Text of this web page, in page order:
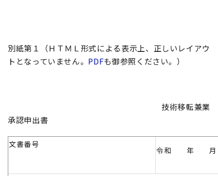
別紙第１（ＨＴＭＬ形式による表示上、正しいレイアウ
トとなっていません。 PDFも御参照ください。）
技術移転兼業
承認申出書
文書番号
令和 年